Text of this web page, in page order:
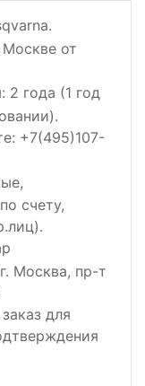
Москве от
2 года (1 год
+7(495)107-
счету,
Москва, пр-т
для